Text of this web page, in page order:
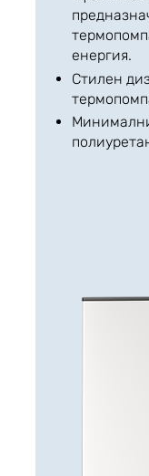
енергия.
Стилен